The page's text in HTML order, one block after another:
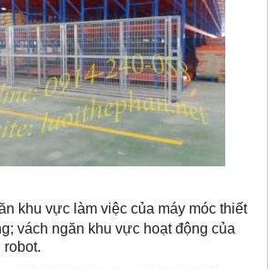
khu vực làm việc của máy móc thiết
vách ngăn khu vực hoạt động của
robot.